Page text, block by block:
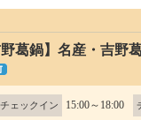
野葛鍋】名産・吉野
チェックイン 15:00～18:00